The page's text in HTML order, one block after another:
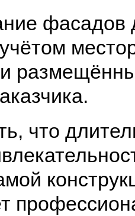
что